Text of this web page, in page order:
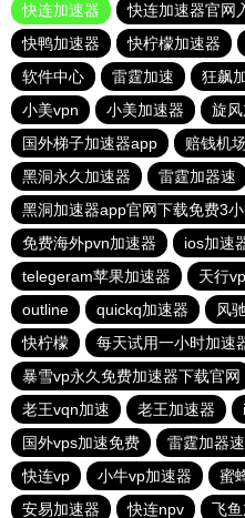
快连加速器
快连加速器官网
快鸭加速器
快柠檬加速器
软件中心
雷霆加速 狂飙
小美vpn
小美加速器 旋
国外梯子加速器app
赔钱机
黑洞永久加速器
雷霆加器速
黑洞加速器app官网下载免费3
免费海外pvn加速器
ios加速
telegeram苹果加速器
天行
outline
quickq加速器 风
快柠檬
每天试用一小时加速
暴雪vp永久免费加速器下载官网
老王vqn加速
老王加速器
国外vps加速免费
雷霆加器速
快连vp
小牛vp加速器 蜜
安易加速器
快连npv 飞